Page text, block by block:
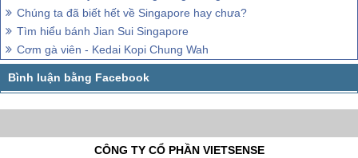
Chúng ta đã biết hết về Singapore hay chưa?
Tìm hiểu bánh Jian Sui Singapore
Cơm gà viên - Kedai Kopi Chung Wah
CÔNG TY CỔ PHẦN VIETSENSE